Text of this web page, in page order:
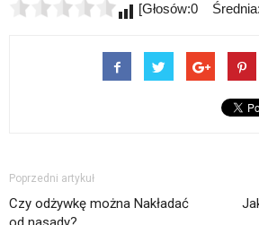
[Głosów:0
Poprzedni artykuł
Czy odżywkę można Nakładać